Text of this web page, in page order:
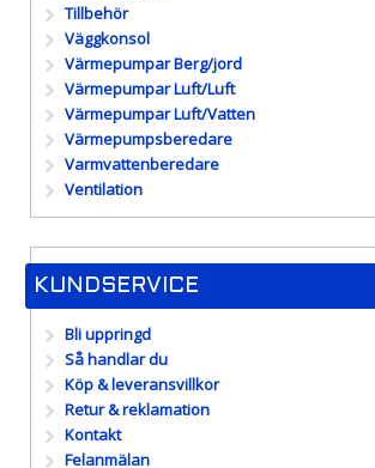
Tillbehör
Väggkonsol
Värmepumpar Berg/jord
Värmepumpar Luft/Luft
Värmepumpar Luft/Vatten
Värmepumpsberedare
Varmvattenberedare
Ventilation
KUNDSERVICE
Bli uppringd
Så handlar du
Köp & leveransvillkor
Retur & reklamation
Kontakt
Felanmälan